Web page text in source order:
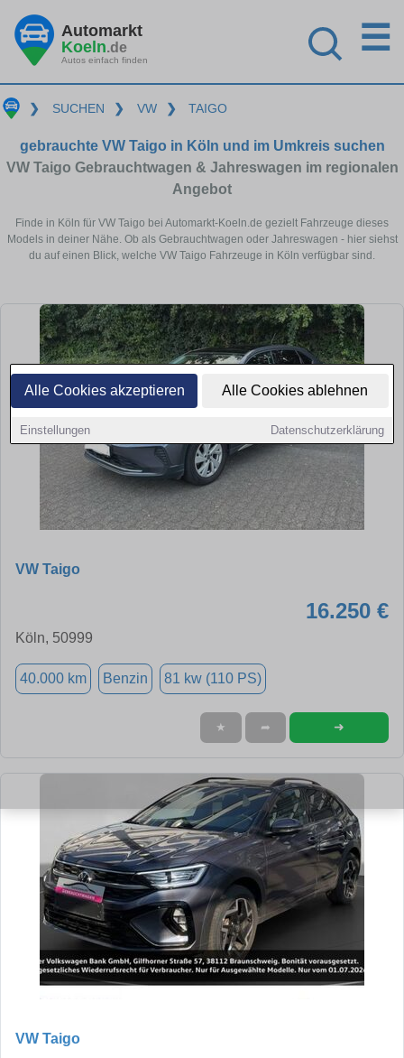
Alle Cookies akzeptieren Alle Cookies ablehnen
Einstellungen Datenschutzerklärung
Automarkt
Koeln.de
Autos einfach finden
☰
❯ SUCHEN ❯ VW ❯ TAIGO
gebrauchte VW Taigo in Köln und im Umkreis suchen
VW Taigo Gebrauchtwagen & Jahreswagen im regionalen
Angebot
Finde in Köln für VW Taigo bei Automarkt-Koeln.de gezielt Fahrzeuge dieses
Models in deiner Nähe. Ob als Gebrauchtwagen oder Jahreswagen - hier siehst
du auf einen Blick, welche VW Taigo Fahrzeuge in Köln verfügbar sind.
VW Taigo
16.250 €
Köln, 50999
40.000 km Benzin 81 kw (110 PS)
★ ➦ ➜
VW Taigo